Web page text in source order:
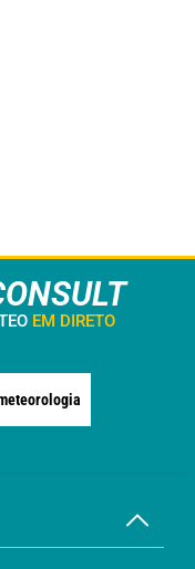
EM DIRETO